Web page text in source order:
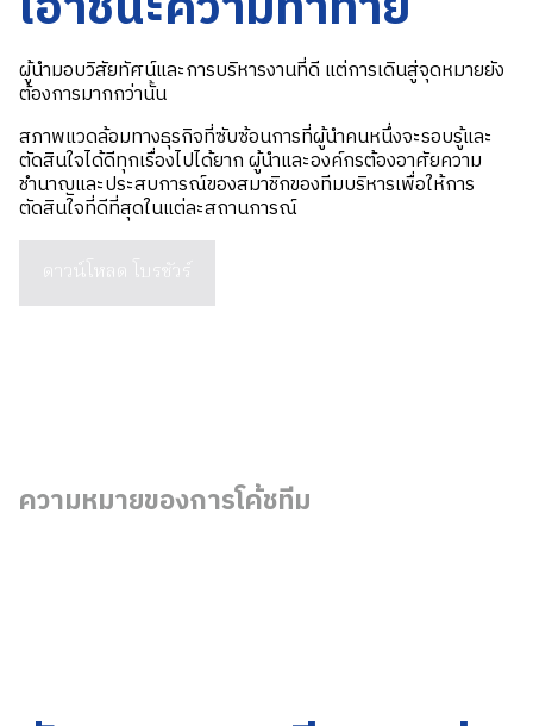
ผู้นำมอบวิสัยทัศน์และการบริหารงานที่ดี แต่การเดินสู่จุดหมายยัง
ต้องการมากกว่านั้น
สภาพแวดล้อมทางธุรกิจที่ซับซ้อนการที่ผู้นำคนหนึ่งจะรอบรู้และ
ตัดสินใจได้ดีทุกเรื่องไปได้ยาก ผู้นำและองค์กรต้องอาศัยความ
ชำนาญและประสบการณ์ของสมาชิกของทีมบริหารเพื่อให้การ
ตัดสินใจที่ดีที่สุดในแต่ละสถานการณ์
ดาวน์โหลด โบรชัวร์
ความหมายของการโค้ชทีม